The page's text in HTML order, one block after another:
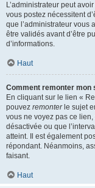
L’administrateur peut
vous postez nécessitent
que l’administrateur vous
être validés avant d’être
d’informations.
Haut
Comment remonter mon
En cliquant sur le lien «
pouvez remonterle sujet
vous ne voyez pas ce
désactivée ou que
atteint. Il est également
répondant. Néanmoins,
faisant.
Haut